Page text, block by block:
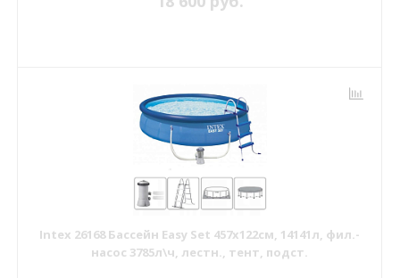
Intex 26168 Бассейн Easy Set 457х122см, 14141л, фил.-
насос 3785л\ч, лестн., тент, подст.